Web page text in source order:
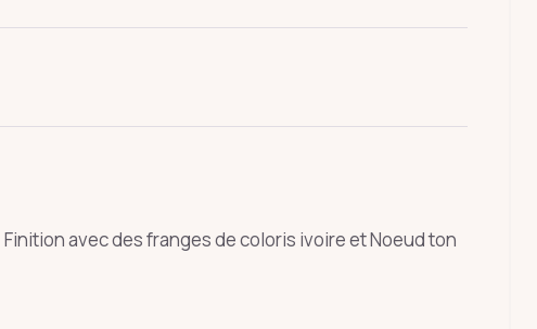
avec des franges de coloris ivoire et Noeud ton
ÉCHAP